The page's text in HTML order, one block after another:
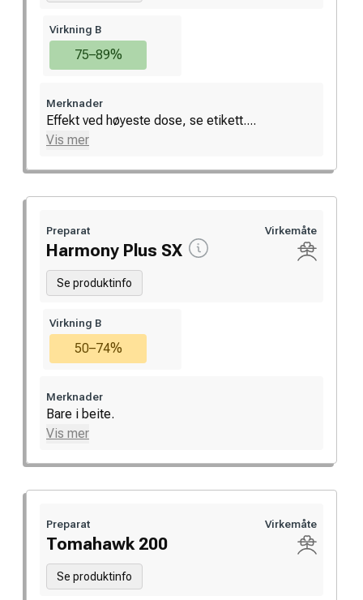
Virkning B
75–89%
Merknader
Effekt ved høyeste dose, se etikett....
Vis mer
Preparat
Harmony Plus SX
Se produktinfo
Virkemåte
Virkning B
50–74%
Merknader
Bare i beite.
Vis mer
Preparat
Tomahawk 200
Se produktinfo
Virkemåte